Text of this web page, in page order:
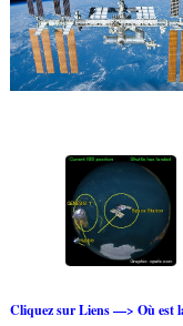
Cliquez sur Liens —> Où est